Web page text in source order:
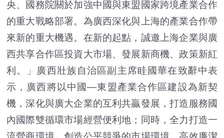
央、國務院關於加強中國與東盟國家跨境產業合作
的重大戰略部署。為廣西深化與上海的產業合作帶
來新的重大機遇。在新的起點，誠邀上海企業與廣
西共享合作區投資大市場、發展新商機、政策新紅
利。」廣西壯族自治區副主席眭國華在致辭中表
示，廣西將以中國—東盟產業合作區建設為新契
機，深化與廣大企業的互利共贏發展，打造服務國
內國際雙循環市場經營便利地；同時，全力打造一